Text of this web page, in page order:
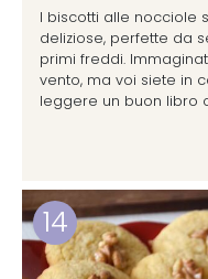
I biscotti alle nocciole
deliziose, perfette da
primi freddi.
vento, ma voi siete in
leggere un buon libro
14